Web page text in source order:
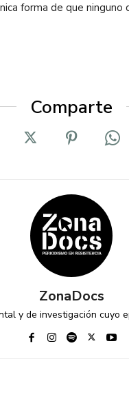
forma de que
Comparte
ZonaDocs
y de investigación cuyo